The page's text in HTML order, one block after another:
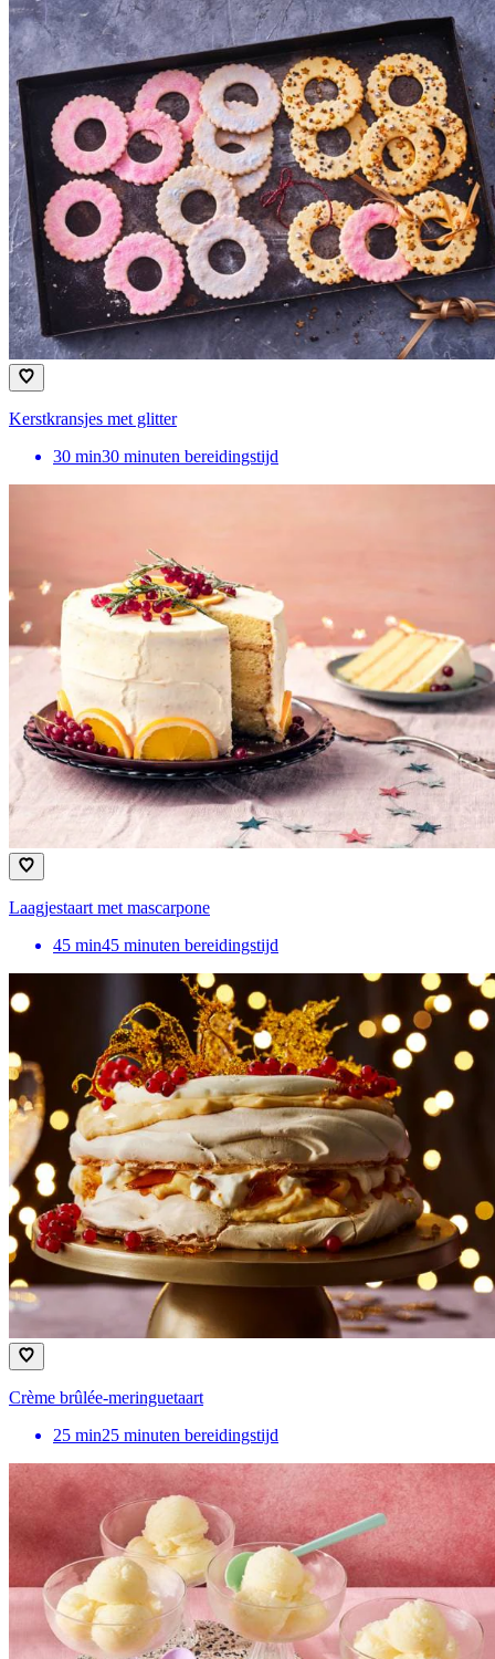
Kerstkransjes met glitter
30 min30 minuten bereidingstijd
Laagjestaart met mascarpone
45 min45 minuten bereidingstijd
Crème brûlée-meringuetaart
25 min25 minuten bereidingstijd